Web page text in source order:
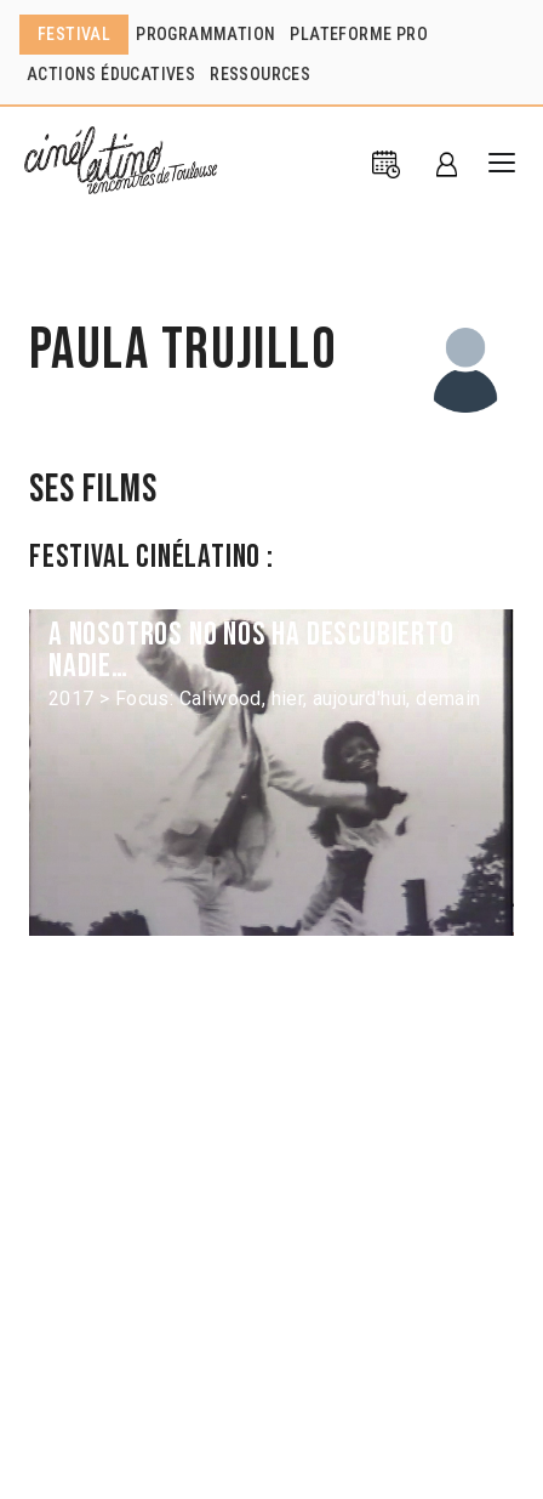
FESTIVAL PROGRAMMATION PLATEFORME PRO
ACTIONS ÉDUCATIVES RESSOURCES
Paula Trujillo
Ses films
Festival Cinélatino :
A nosotros no nos ha descubierto
nadie…
2017 > Focus: Caliwood, hier, aujourd'hui, demain